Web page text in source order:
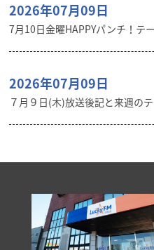
2026年07月09日
7月10日金曜HAPPYパンチ！テ
2026年07月09日
７月９日(木)放送後記と来週の